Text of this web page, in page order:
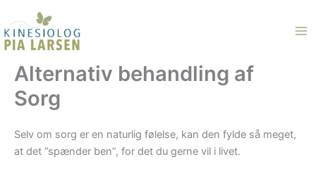
indholdet
Alternativ behandling af
Sorg
Selv om sorg er en naturlig følelse, kan den fylde så meget,
at det ”spænder ben”, for det du gerne vil i livet.